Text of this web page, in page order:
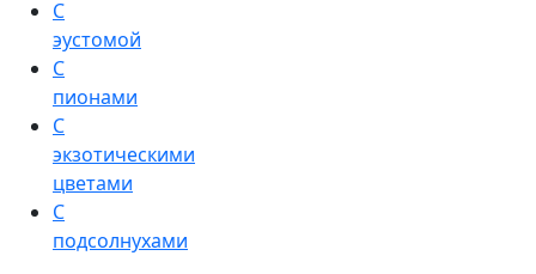
С
эустомой
С
пионами
С
экзотическими
цветами
С
подсолнухами